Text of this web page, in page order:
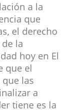
a la
que
el derecho
la
hoy en El
que el
las
a
tiene es la